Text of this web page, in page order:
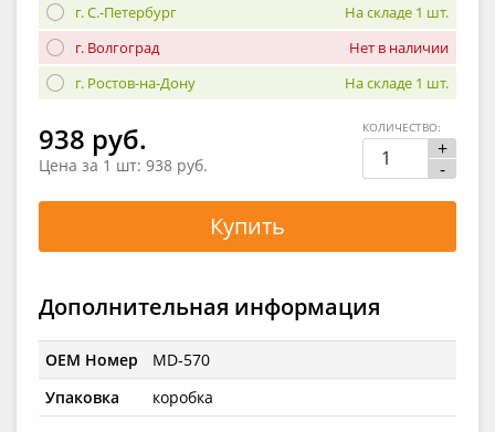
г. С.-Петербург
На складе 1 шт.
г. Волгоград
Нет в наличии
г. Ростов-на-Дону
На складе 1 шт.
938 руб.
Цена за 1 шт: 938 руб.
+
-
КОЛИЧЕСТВО:
Купить
Дополнительная информация
OEM Номер
MD-570
Упаковка
коробка